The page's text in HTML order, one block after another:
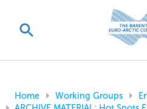
Home Working Groups